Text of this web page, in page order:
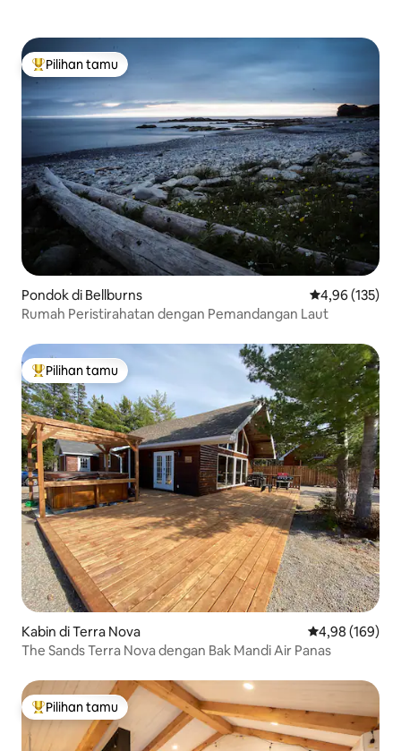
Pilihan tamu terpopuler
Pilihan tamu
Pondok di Bellburns Nilai rata-rata
4,96 (135)
Rumah Peristirahatan dengan Pemandangan Laut
Pilihan tamu terpopuler
Pilihan tamu
Kabin di Terra Nova Nilai rata-rata
4,98 (169)
The Sands Terra Nova dengan Bak Mandi Air Panas
Pilihan tamu terpopuler
Pilihan tamu